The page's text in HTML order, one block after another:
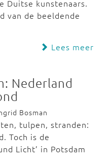
Duitse kunstenaars.
van de beeldende
Lees meer
Nederland
Bosman
tulpen, stranden:
Toch is de
Licht’ in Potsdam